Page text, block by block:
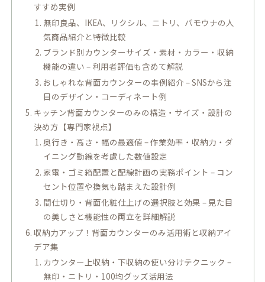
すすめ実例
無印良品、IKEA、リクシル、ニトリ、パモウナの人
気商品紹介と特徴比較
ブランド別カウンターサイズ・素材・カラー・収納
機能の違い – 利用者評価も含めて解説
おしゃれな背面カウンターの事例紹介 – SNSから注
目のデザイン・コーディネート例
キッチン背面カウンターのみの構造・サイズ・設計の
決め方【専門家視点】
奥行き・高さ・幅の最適値 – 作業効率・収納力・ダ
イニング動線を考慮した数値設定
家電・ゴミ箱配置と配線計画の実務ポイント – コン
セント位置や換気も踏まえた設計例
間仕切り・背面化粧仕上げの選択肢と効果 – 見た目
の美しさと機能性の両立を詳細解説
収納力アップ！背面カウンターのみ活用術と収納アイ
デア集
カウンター上収納・下収納の使い分けテクニック –
無印・ニトリ・100均グッズ活用法